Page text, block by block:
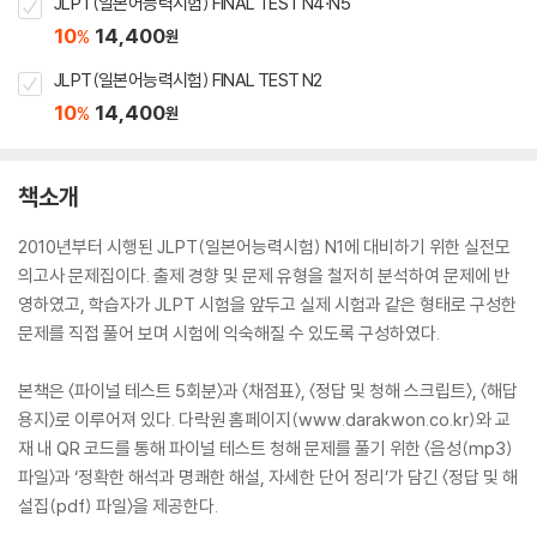
10% 14,400원
JLPT(일본어능력시험) FINAL TEST N2
10% 14,400원
책소개
2010년부터 시행된 JLPT(일본어능력시험) N1에 대비하기 위한 실전모
의고사 문제집이다. 출제 경향 및 문제 유형을 철저히 분석하여 문제에 반
영하였고, 학습자가 JLPT 시험을 앞두고 실제 시험과 같은 형태로 구성한
문제를 직접 풀어 보며 시험에 익숙해질 수 있도록 구성하였다.
본책은 〈파이널 테스트 5회분〉과 〈채점표〉, 〈정답 및 청해 스크립트〉, 〈해답
용지〉로 이루어져 있다. 다락원 홈페이지(www.darakwon.co.kr)와 교
재 내 QR 코드를 통해 파이널 테스트 청해 문제를 풀기 위한 〈음성(mp3)
파일〉과 ‘정확한 해석과 명쾌한 해설, 자세한 단어 정리’가 담긴 〈정답 및 해
설집(pdf) 파일〉을 제공한다.